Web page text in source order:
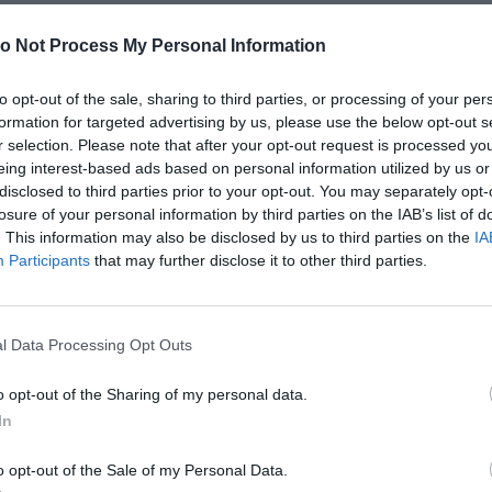
Not Process My Personal Information
opt-out of the sale, sharing to third parties, or processing of your
for targeted advertising by us, please use the below opt-out
selection. Please note that after your opt-out request is processed
interest-based ads based on personal information utilized by us
to third parties prior to your opt-out. You may separately
of your personal information by third parties on the IAB’s list of
This information may also be disclosed by us to third parties on the
Participants that may further disclose it to other third parties.
Data Processing Opt Outs
opt-out of the Sharing of my personal data.
opt-out of the Sale of my Personal Data.
à l’épreuve. Autre chose à savoir (partagée
période d’essai, tu peux être considéré en
(si tu cherches à louer un logement) ou par
un emprunt). Parfois, on peut donc refuser
un peu alors ou à mettre ton coloc sur le
être moins performants car stressés en période
ta période d’essai ?
de justification.
un délai de prévenance de 48 heures (ou 24h si tu
bénéficier dans ce cas, sauf si tu as démissionné
!